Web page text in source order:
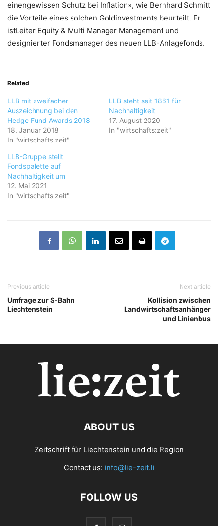
einengewissen Schutz bei Inflation», wie Bernhard Schmitt
die Vorteile eines solchen Goldinvestments beurteilt. Er
istLeiter Equity & Multi Manager Management und
designierter Fondsmanager des neuen LLB-Anlagefonds.
Related
LLB mit zweifacher
Auszeichnung bei den
Hedge Fund Awards 2018
18. Januar 2018
In "wirtschafts:zeit"
LLB steht seit 1861 für
Nachhaltigkeit
17. August 2020
In "wirtschafts:zeit"
LLB-Gruppe stellt
Fondspalette auf
Nachhaltigkeit um
12. Mai 2021
In "wirtschafts:zeit"
Previous article
Umfrage zur S-Bahn
Liechtenstein
Next article
Kollision zwischen
Landwirtschaftsanhänger
und Linienbus
ABOUT US
Zeitschrift für Liechtenstein und die Region
Contact us: info@lie-zeit.li
FOLLOW US